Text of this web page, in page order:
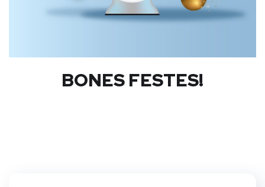
BONES FESTES!